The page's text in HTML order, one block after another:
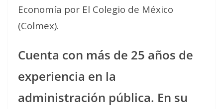
Economía por El Colegio de México
(Colmex).
Cuenta con más de 25 años de
experiencia en la
administración pública. En su